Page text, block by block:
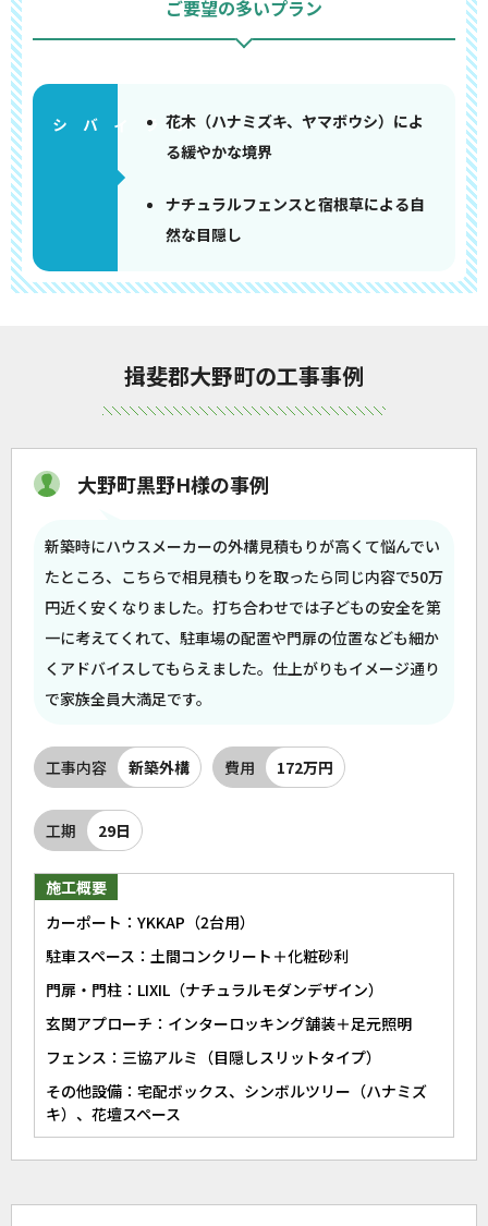
ご要望の多いプラン
花木（ハナミズキ、ヤマボウシ）によ
る緩やかな境界
ナチュラルフェンスと宿根草による自
然な目隠し
揖斐郡大野町の工事事例
大野町黒野H様の事例
新築時にハウスメーカーの外構見積もりが高くて悩んでい
たところ、こちらで相見積もりを取ったら同じ内容で50万
円近く安くなりました。打ち合わせでは子どもの安全を第
一に考えてくれて、駐車場の配置や門扉の位置なども細か
くアドバイスしてもらえました。仕上がりもイメージ通り
で家族全員大満足です。
工事内容 新築外構 費用 172万円
工期 29日
施工概要
カーポート：YKKAP（2台用）
駐車スペース：土間コンクリート＋化粧砂利
門扉・門柱：LIXIL（ナチュラルモダンデザイン）
玄関アプローチ：インターロッキング舗装＋足元照明
フェンス：三協アルミ（目隠しスリットタイプ）
その他設備：宅配ボックス、シンボルツリー（ハナミズ
キ）、花壇スペース